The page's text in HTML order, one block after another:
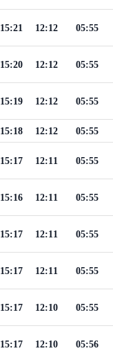
05:55
12:12
15:21
05:55
12:12
15:20
05:55
12:12
15:19
05:55
12:12
15:18
05:55
12:11
15:17
05:55
12:11
15:16
05:55
12:11
15:17
05:55
12:11
15:17
05:55
12:10
15:17
05:56
12:10
15:17